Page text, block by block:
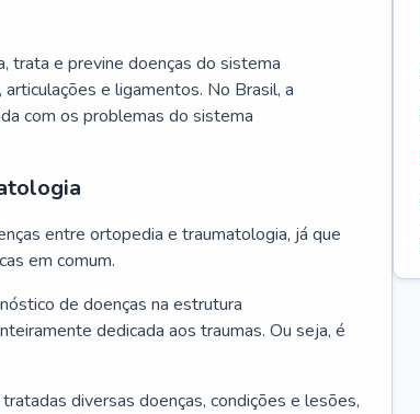
trata e previne doenças do sistema
e ligamentos. No Brasil, a
com os problemas do sistema
entre ortopedia e traumatologia, já que
em comum.
de doenças na estrutura
dedicada aos traumas. Ou seja, é
diversas doenças, condições e lesões,